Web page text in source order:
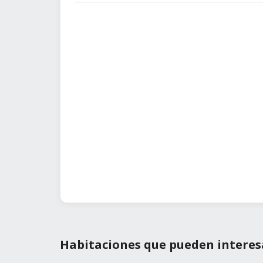
Habitaciones que pueden